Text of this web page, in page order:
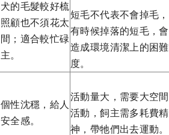
的毛髮較好梳
顧也不須花太
；適合較忙碌
。
短毛不代表不會掉毛，
有時候掉落的短毛，會
造成環境清潔上的困難
度。
性沈穩，給人
全感。
活動量大，需要大空間
活動，飼主需多耗費精
神，帶牠們出去運動。